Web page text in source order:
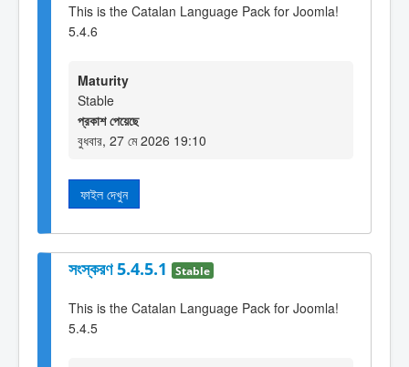
This is the Catalan Language Pack for Joomla!
5.4.6
Maturity
Stable
প্রকাশ পেয়েছে
বুধবার, 27 মে 2026 19:10
ফাইল দেখুন
সংস্করণ 5.4.5.1 Stable
This is the Catalan Language Pack for Joomla!
5.4.5